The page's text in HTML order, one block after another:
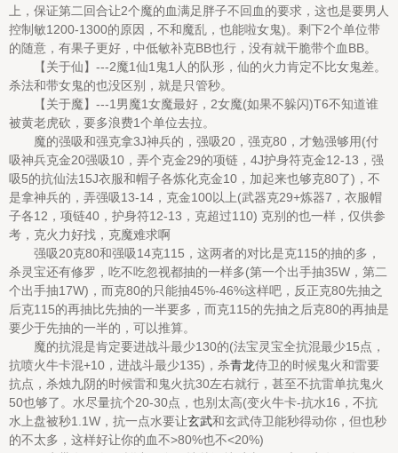
上，保证第二回合让2个魔的血满足胖子不回血的要求，这也是要男人
控制敏1200-1300的原因，不和魔乱，也能啦女鬼)。剩下2个单位带
的随意，有果子更好，中低敏补克BB也行，没有就干脆带个血BB。
【关于仙】---2魔1仙1鬼1人的队形，仙的火力肯定不比女鬼差。
杀法和带女鬼的也没区别，就是只管秒。
【关于魔】---1男魔1女魔最好，2女魔(如果不躲闪)T6不知道谁
被黄老虎砍，要多浪费1个单位去拉。
魔的强吸和强克拿3J神兵的，强吸20，强克80，才勉强够用(付
吸神兵克金20强吸10，弄个克金29的项链，4J护身符克金12-13，强
吸5的抗仙法15J衣服和帽子各炼化克金10，加起来也够克80了)，不
是拿神兵的，弄强吸13-14，克金100以上(武器克29+炼器7，衣服帽
子各12，项链40，护身符12-13，克超过110) 克别的也一样，仅供参
考，克火力好找，克魔难求啊
强吸20克80和强吸14克115，这两者的对比是克115的抽的多，
杀灵宝还有修罗，吃不吃忽视都抽的一样多(第一个出手抽35W，第二
个出手抽17W)，而克80的只能抽45%-46%这样吧，反正克80先抽之
后克115的再抽比先抽的一半要多，而克115的先抽之后克80的再抽是
要少于先抽的一半的，可以推算。
魔的抗混是肯定要进战斗最少130的(法宝灵宝全抗混最少15点，
抗喷火牛卡混+10，进战斗最少135)，杀青龙侍卫的时候鬼火和雷要
抗点，杀烛九阴的时候雷和鬼火抗30左右就行，甚至不抗雷单抗鬼火
50也够了。水尽量抗个20-30点，也别太高(变火牛卡-抗水16，不抗
水上盘被秒1.1W，抗一点水要让玄武和玄武侍卫能秒得动你，但也秒
的不太多，这样好让你的血不>80%也不<20%)